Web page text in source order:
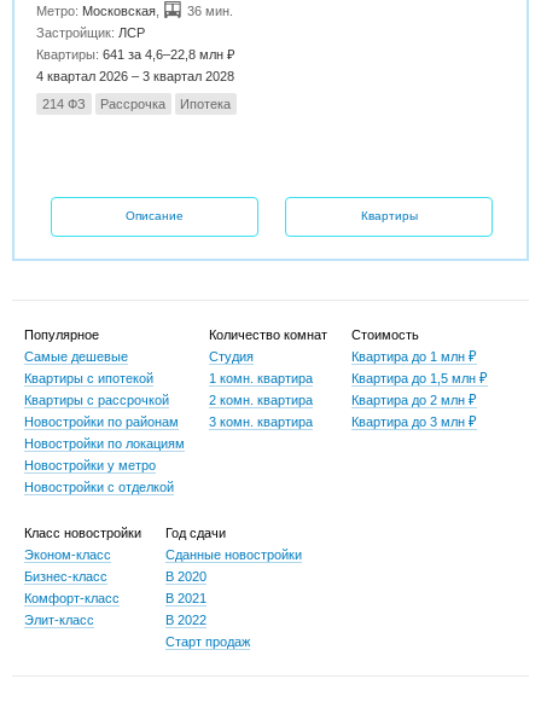
Метро: Московская
36 мин.
Застройщик: ЛСР
Квартиры:641 за 4,6–22,8 млн ₽
4 квартал 2026 – 3 квартал 2028
214 ФЗ
Рассрочка Ипотека
Описание Квартиры
Популярное
Самые дешевые
Квартиры с ипотекой
Квартиры с рассрочкой
Новостройки по районам
Новостройки по локациям
Новостройки у метро
Новостройки с отделкой
Количество комнат
Студия
1 комн. квартира
2 комн. квартира
3 комн. квартира
Стоимость
Квартира до 1 млн ₽
Квартира до 1,5 млн ₽
Квартира до 2 млн ₽
Квартира до 3 млн ₽
Класс новостройки
Эконом-класс
Бизнес-класс
Комфорт-класс
Элит-класс
Год сдачи
Сданные новостройки
В 2020
В 2021
В 2022
Старт продаж